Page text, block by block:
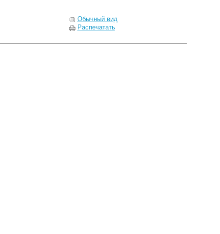
Обычный вид
Распечатать